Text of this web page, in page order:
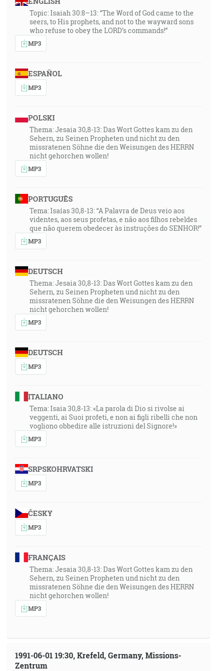
Topic: Isaiah 30:8–13: “The Word of God came to the
seers, to His prophets, and not to the wayward sons
who refuse to obey the LORD’s commands!”
MP3
ESPAÑOL
MP3
POLSKI
Thema: Jesaia 30,8-13: Das Wort Gottes kam zu den
Sehern, zu Seinen Propheten und nicht zu den
missratenen Söhne die den Weisungen des HERRN
nicht gehorchen wollen!
MP3
PORTUGUÊS
Tema: Isaías 30,8-13: “A Palavra de Deus veio aos
videntes, aos seus profetas, e não aos filhos rebeldes
que não querem obedecer às instruções do SENHOR!”
MP3
DEUTSCH
Thema: Jesaia 30,8-13: Das Wort Gottes kam zu den
Sehern, zu Seinen Propheten und nicht zu den
missratenen Söhne die den Weisungen des HERRN
nicht gehorchen wollen!
MP3
DEUTSCH
MP3
ITALIANO
Tema: Isaia 30,8-13: «La parola di Dio si rivolse ai
veggenti, ai Suoi profeti, e non ai figli ribelli che non
vogliono obbedire alle istruzioni del Signore!»
MP3
SRPSKOHRVATSKI
MP3
ČESKY
MP3
FRANÇAIS
Thema: Jesaia 30,8-13: Das Wort Gottes kam zu den
Sehern, zu Seinen Propheten und nicht zu den
missratenen Söhne die den Weisungen des HERRN
nicht gehorchen wollen!
MP3
1991-06-01 19:30, Krefeld, Germany, Missions-
Zentrum